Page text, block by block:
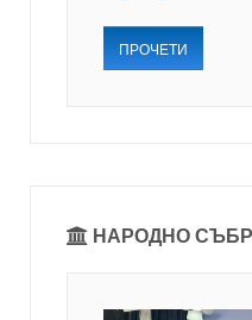
ПРОЧЕТИ
НАРОДНО